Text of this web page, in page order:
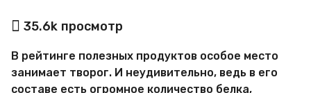
а
в
о
р
М
35.6k просмотр
В рейтинге полезных продуктов особое место
занимает творог. И неудивительно, ведь в его
составе есть огромное количество белка,